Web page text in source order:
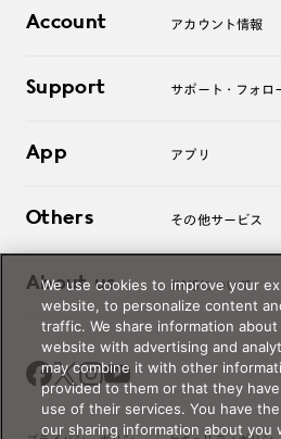
コンタクトレンズ
アクセサリー
オンラインショップ
Account アカウント情報
ログアウト
Support サポート・フォロ
よくあるご質問
お問い合わせ
App アプリ
Others その他サービス
レンズ交換
オンラインギフト
価格案内
About us JINSについて
Magnify Life
会社概要
採用情報
法人のお客様
出店について
We use cookies to improve your
website, to personalize content
traffic. We share information
website with advertising and
may combine it with other
provided to them or that they
use of their services. You have
our sharing information about you